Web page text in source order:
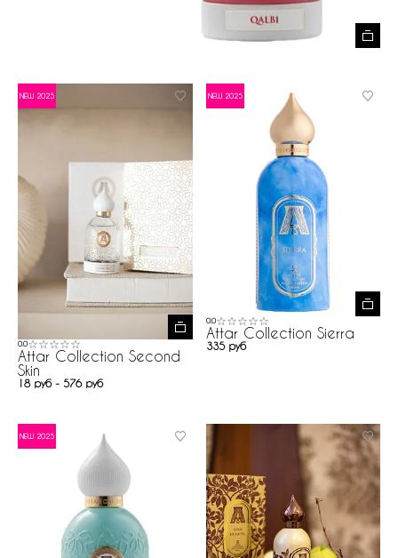
NEW 2025
0.0
Attar Collection Second
Skin
18 руб - 576 руб
NEW 2025
0.0
Attar Collection Sierra
335 руб
NEW 2025